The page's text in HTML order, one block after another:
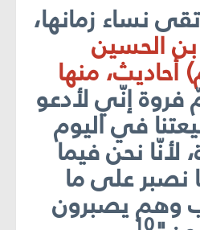
نساء زمانها،
الحسين
أحاديث، منها
فروة إنّي لأدعو
في اليوم
لأنّا نحن فيما
نصبر على ما
وهم يصبرون
10